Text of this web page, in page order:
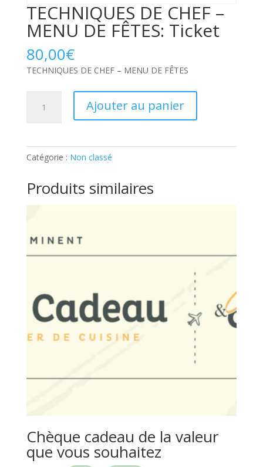
TECHNIQUES DE CHEF –
MENU DE FÊTES: Ticket
80,00€
TECHNIQUES DE CHEF – MENU DE FÊTES
CHEF
DE
FÊTES:
Ajouter au panier
Catégorie : Non classé
Produits similaires
Chèque cadeau de la valeur
que vous souhaitez